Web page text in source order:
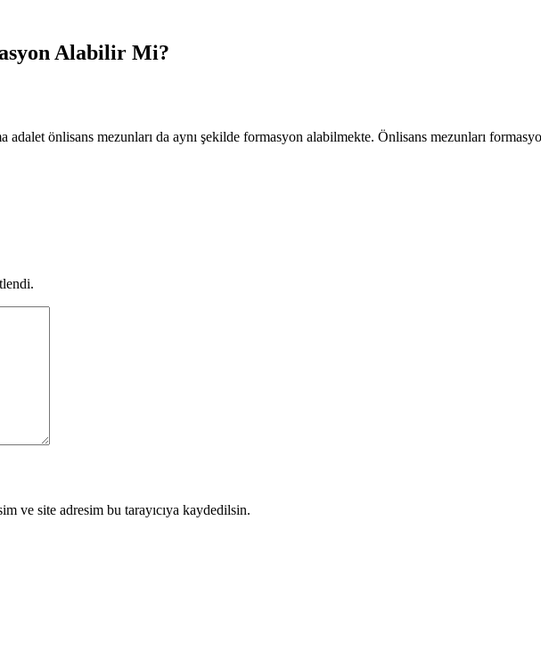
Alabilir Mi?
önlisans mezunları da aynı şekilde formasyon alabilmekte. Önlisans mezunları
ve site adresim bu tarayıcıya kaydedilsin.